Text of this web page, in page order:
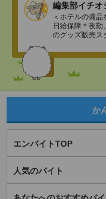
編集部イチオ
＜ホテルの備
日給保障＊夜
のグッズ販売ス
か
エンバイトTOP
人気のバイト